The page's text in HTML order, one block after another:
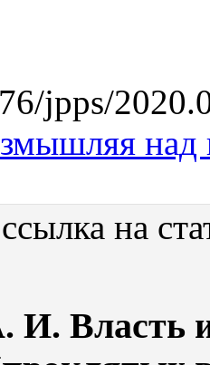
jpps/
на
И. Власть